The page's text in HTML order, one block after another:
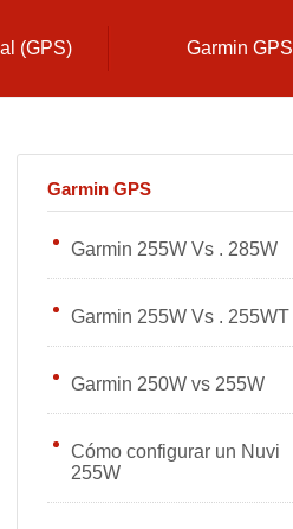
(GPS) Garmin GPS
Garmin GPS
Garmin 255W Vs . 285W
Garmin 255W Vs . 255WT
Garmin 250W vs 255W
Cómo configurar un Nuvi
255W